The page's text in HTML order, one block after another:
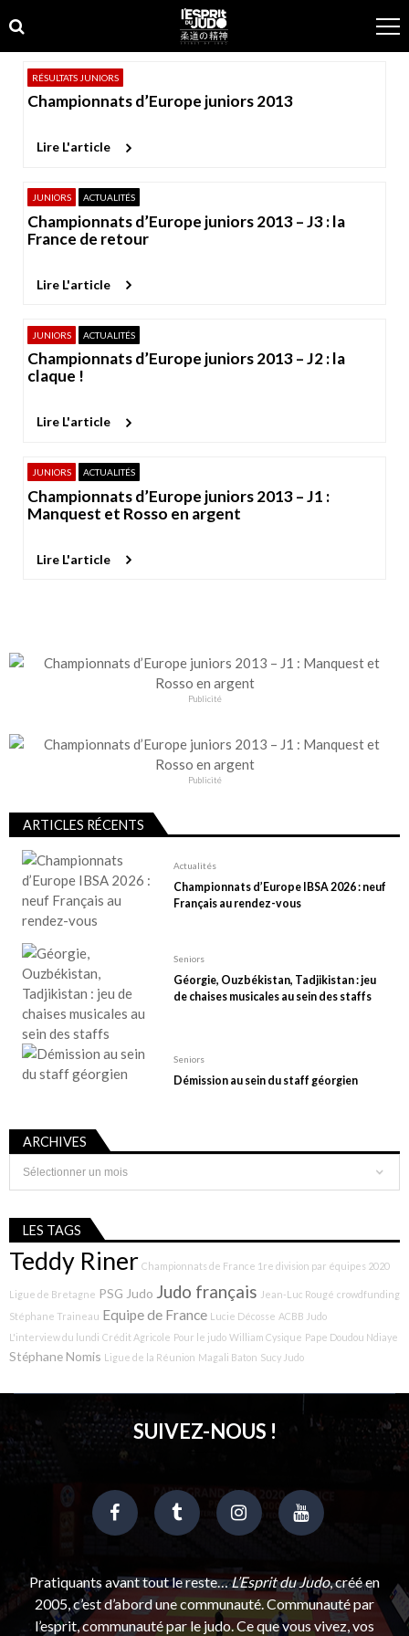
to
navigation
to
content
RÉSULTATS JUNIORS
Championnats d’Europe juniors 2013
Lire L'article
JUNIORS ACTUALITÉS
Championnats d’Europe juniors 2013 – J3 : la
France de retour
Lire L'article
JUNIORS ACTUALITÉS
Championnats d’Europe juniors 2013 – J2 : la
claque !
Lire L'article
JUNIORS ACTUALITÉS
Championnats d’Europe juniors 2013 – J1 :
Manquest et Rosso en argent
Lire L'article
Publicité
Publicité
ARTICLES RÉCENTS
Actualités
Championnats d’Europe IBSA 2026 : neuf
Français au rendez-vous
Seniors
Géorgie, Ouzbékistan, Tadjikistan : jeu
de chaises musicales au sein des staffs
Seniors
Démission au sein du staff géorgien
ARCHIVES
Archives
LES TAGS
Teddy Riner Championnats de France 1re division par équipes 2020
Ligue de Bretagne PSG Judo Judo français Jean-Luc Rougé crowdfunding
Stéphane Traineau Equipe de France Lucie Décosse ACBB Judo
L'interview du lundi Crédit Agricole Pour le judo William Cysique Pape Doudou Ndiaye
Stéphane Nomis Ligue de la Réunion Magali Baton Sucy Judo
SUIVEZ-NOUS !
Pratiquants avant tout le reste…L’Esprit du Judo, créé en
2005, c’est d’abord une communauté. Communauté par
l’esprit, communauté par le judo. Ce que vous vivez, vos